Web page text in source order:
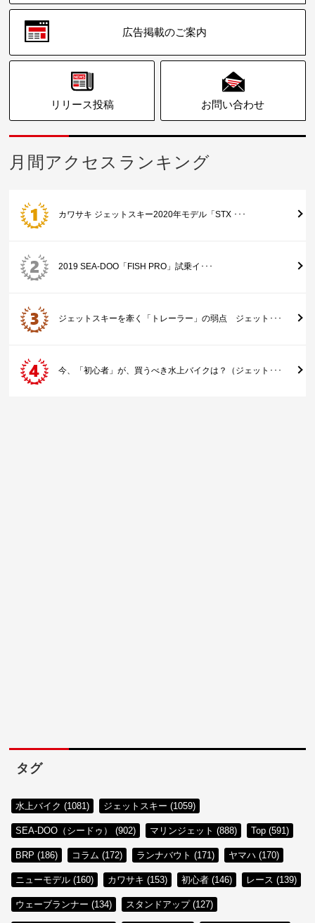
広告掲載のご案内
リリース投稿 お問い合わせ
月間アクセスランキング
カワサキ ジェットスキー2020年モデル「STX ･･･
2019 SEA-DOO「FISH PRO」試乗イ･･･
ジェットスキーを牽く「トレーラー」の弱点 ジェット･･･
今、「初心者」が、買うべき水上バイクは？（ジェット･･･
タグ
水上バイク (1081) ジェットスキー (1059)
SEA-DOO（シードゥ） (902) マリンジェット (888) Top (591)
BRP (186) コラム (172) ランナバウト (171) ヤマハ (170)
ニューモデル (160) カワサキ (153) 初心者 (146) レース (139)
ウェーブランナー (134) スタンドアップ (127)